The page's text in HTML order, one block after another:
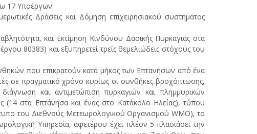
17 Υποέργων:
Δράσεις και Δόμηση επιχειρησιακού συστήματος
και Εκτίμηση Κινδύνου Δασικής Πυρκαγιάς στα
80383) και εξυπηρετεί τρείς θεμελιώδεις στόχους του
που επικρατούν κατά μήκος των Επτανήσων από ένα
σε πραγματικό χρόνο κυρίως οι συνθήκες βροχόπτωσης,
και αντιμετώπιση πυρκαγιών και πλημμυρικών
(14 στα Επτάνησα και ένας στο Κατάκολο Ηλείας), τύπου
του Διεθνούς Μετεωρολογικού Οργανισμού WMO), το
Υπηρεσία, αφετέρου έχει πλέον 5-πλασιάσει την